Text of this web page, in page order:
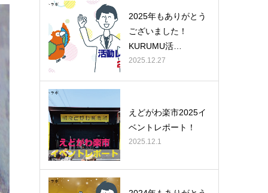
2025年もありがとう
ございました！
KURUMU活…
2025.12.27
えどがわ楽市2025イ
ベントレポート！
2025.12.1